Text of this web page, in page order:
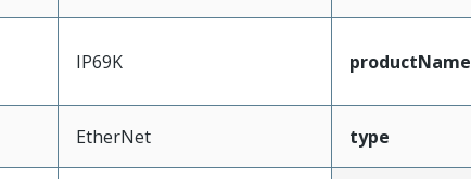
IP69K productName
EtherNet type